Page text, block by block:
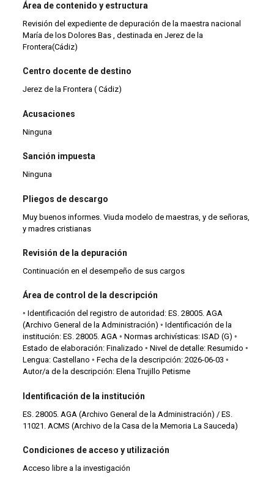
Área de contenido y estructura
Revisión del expediente de depuración de la maestra nacional
María de los Dolores Bas , destinada en Jerez de la
Frontera(Cádiz)
Centro docente de destino
Jerez de la Frontera ( Cádiz)
Acusaciones
Ninguna
Sanción impuesta
Ninguna
Pliegos de descargo
Muy buenos informes. Viuda modelo de maestras, y de señoras,
y madres cristianas
Revisión de la depuración
Continuación en el desempeño de sus cargos
Área de control de la descripción
◦ Identificación del registro de autoridad: ES. 28005. AGA
(Archivo General de la Administración) ◦ Identificación de la
institución: ES. 28005. AGA ◦ Normas archivísticas: ISAD (G) ◦
Estado de elaboración: Finalizado ◦ Nivel de detalle: Resumido ◦
Lengua: Castellano ◦ Fecha de la descripción: 2026-06-03 ◦
Autor/a de la descripción: Elena Trujillo Petisme
Identificación de la institución
ES. 28005. AGA (Archivo General de la Administración) / ES.
11021. ACMS (Archivo de la Casa de la Memoria La Sauceda)
Condiciones de acceso y utilización
Acceso libre a la investigación